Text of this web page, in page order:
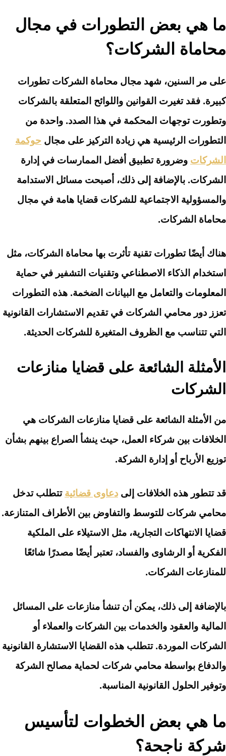
ما هي بعض التطورات في مجال
محاماة الشركات؟
على مر السنين، شهد مجال محاماة الشركات تطورات
كبيرة. فقد تغيرت القوانين واللوائح المتعلقة بالشركات
وتطورت توجهات المحكمة في هذا الصدد. واحدة من
التطورات الرئيسية هي زيادة التركيز على مجال حوكمة
الشركات وضرورة تطبيق أفضل الممارسات في إدارة
الشركات. بالإضافة إلى ذلك، أصبحت مسائل الاستدامة
والمسؤولية الاجتماعية للشركات قضايا هامة في مجال
محاماة الشركات.
هناك أيضًا تطورات تقنية تأثرت بها محاماة الشركات، مثل
استخدام الذكاء الاصطناعي وتقنيات التشفير في حماية
المعلومات والتعامل مع البيانات الضخمة. هذه التطورات
تعزز دور محامي الشركات في تقديم الاستشارات القانونية
التي تتناسب مع الظروف المتغيرة للشركات الحديثة.
الأمثلة الشائعة على قضايا منازعات
الشركات
من الأمثلة الشائعة على قضايا منازعات الشركات هي
الخلافات بين شركاء العمل، حيث ينشأ الصراع بينهم بشأن
توزيع الأرباح أو إدارة الشركة.
قد تتطور هذه الخلافات إلى دعاوى قضائية تتطلب تدخل
محامي شركات للتوسط والتفاوض بين الأطراف المتنازعة.
قضايا الانتهاكات التجارية، مثل الاستيلاء على الملكية
الفكرية أو الرشاوى والفساد، تعتبر أيضًا مصدرًا شائعًا
للمنازعات الشركات.
بالإضافة إلى ذلك، يمكن أن تنشأ منازعات على المسائل
المالية والعقود والخدمات بين الشركات والعملاء أو
الشركات الموردة. تتطلب هذه القضايا الاستشارة القانونية
والدفاع بواسطة محامي شركات لحماية مصالح الشركة
وتوفير الحلول القانونية المناسبة.
ما هي بعض الخطوات لتأسيس
شركة ناجحة؟